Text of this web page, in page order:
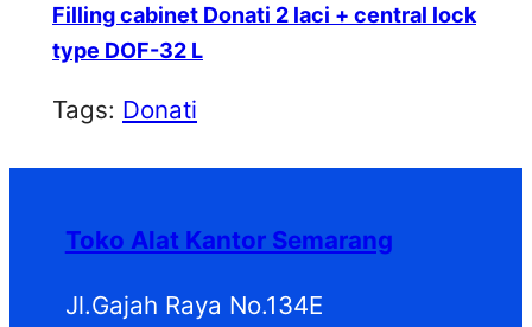
Filling cabinet Donati 2 laci + central lock
type DOF-32 L
Tags: Donati
Toko Alat Kantor Semarang
Jl.Gajah Raya No.134E